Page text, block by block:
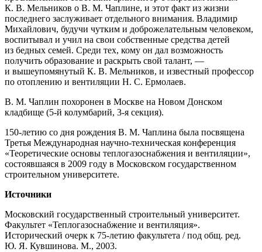
К. В. Мельников о В. М. Чаплине, и этот факт из жизни
последнего заслуживает отдельного внимания. Владимир
Михайлович, будучи чутким и доброжелательным человеком,
воспитывал и учил на свои собственные средства детей
из бедных семей. Среди тех, кому он дал возможность
получить образование и раскрыть свой талант, —
и вышеупомянутый К. В. Мельников, и известный профессор
по отоплению и вентиляции Н. С. Ермолаев.
В. М. Чаплин похоронен в Москве на Новом Донском
кладбище (5-й колумбарий, 3-я секция).
150-летию со дня рождения В. М. Чаплина была посвящена
Третья Международная научно-техническая конференция
«Теоретические основы теплогазоснабжения и вентиляции»,
состоявшаяся в 2009 году в Московском государственном
строительном университете.
Источники
Московский государственный строительный университет.
Факультет «Теплогазоснабжение и вентиляция».
Исторический очерк к 75-летию факультета / под общ. ред.
Ю. Я. Кувшинова. М., 2003.